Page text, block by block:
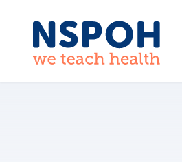
Ga naar de inhoud